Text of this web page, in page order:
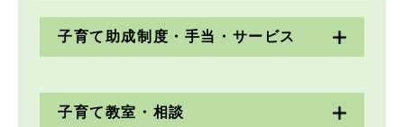
子育て助成制度・手当・サービス
子育て教室・相談